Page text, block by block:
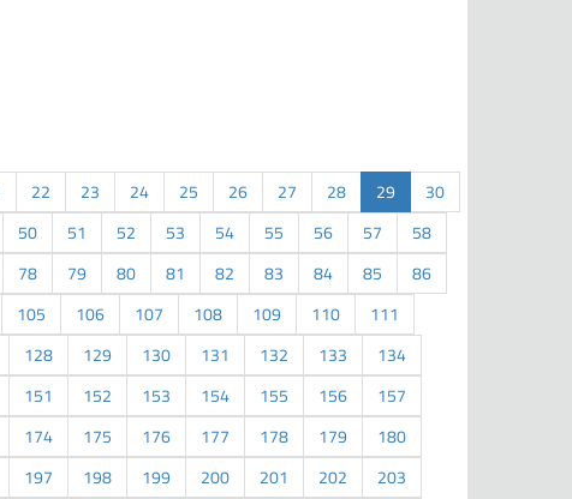
22 23 24 25 26 27 28 29
30
50 51 52 53 54 55 56 57
58
78 79 80 81 82 83 84 85
86
105 106 107 108 109 110
111
128 129 130 131 132 133
134
151 152 153 154 155 156
157
174 175 176 177 178 179
180
197 198 199 200 201 202 203